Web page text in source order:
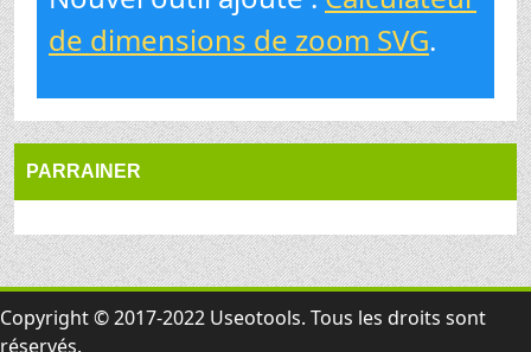
de dimensions de zoom SVG.
PARRAINER
Copyright © 2017-2022 Useotools. Tous les droits sont
réservés.